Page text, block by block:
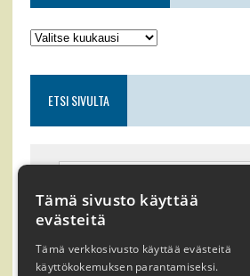
ETSI SIVULTA
elokuu 2026
Tämä sivusto käyttää
evästeitä
Tämä verkkosivusto käyttää evästeitä
käyttökokemuksen parantamiseksi.